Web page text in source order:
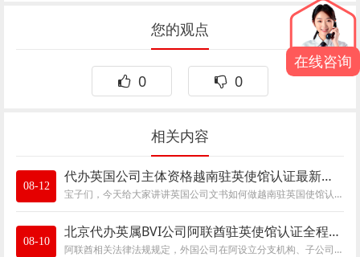
您的观点
0 0
相关内容
08-12
代办英国公司主体资格越南驻英使馆认证最新信息要充分了解
宝子们，今天给大家讲讲英国公司文书如何做越南驻英国使馆认证，在全球化的商业环境下，不少英国公司会在越南开展业务，这时候相关文书的认证
08-10
北京代办英属BVI公司阿联酋驻英使馆认证全程在线服务，无需到场可加急
阿联酋相关法律法规规定，外国公司在阿设立分支机构、子公司或进行并购交易等，必须提交境外公司主体资格证明文件、决议、授权书（POA）等法律
在线咨询